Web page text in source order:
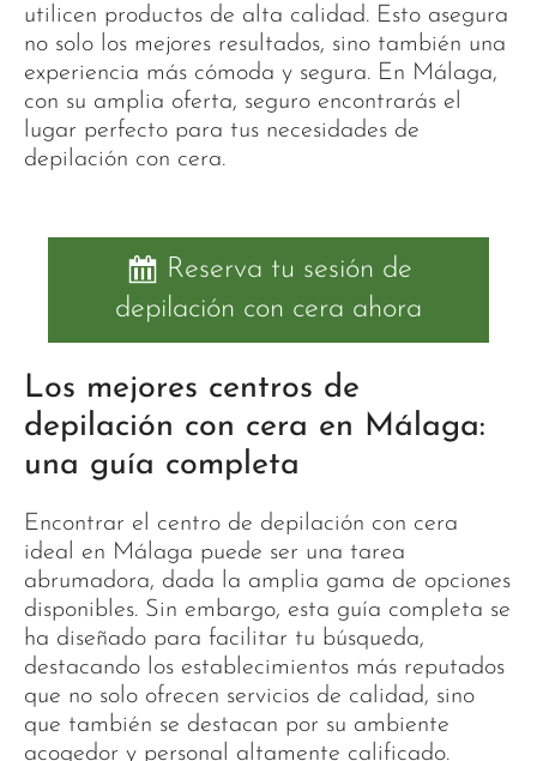
utilicen productos de alta calidad. Esto asegura
no solo los mejores resultados, sino también una
experiencia más cómoda y segura. En Málaga,
con su amplia oferta, seguro encontrarás el
lugar perfecto para tus necesidades de
depilación con cera.
Reserva tu sesión de
depilación con cera ahora
Los mejores centros de
depilación con cera en Málaga:
una guía completa
Encontrar el centro de depilación con cera
ideal en Málaga puede ser una tarea
abrumadora, dada la amplia gama de opciones
disponibles. Sin embargo, esta guía completa se
ha diseñado para facilitar tu búsqueda,
destacando los establecimientos más reputados
que no solo ofrecen servicios de calidad, sino
que también se destacan por su ambiente
acogedor y personal altamente calificado.